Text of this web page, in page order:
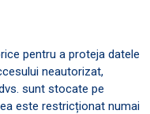
pentru a proteja datele
neautorizat,
sunt stocate pe
este restricționat numai